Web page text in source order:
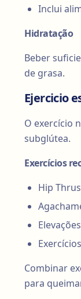
Inclui
Hidratação
Beber
de grasa.
Ejercicio
O exercício
subglútea.
Exercícios
Hip
Combinar
para